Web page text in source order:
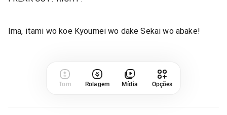
Ima, itami wo koe Kyoumei wo dake Sekai wo abake!
Tom Rolagem Mídia Opções